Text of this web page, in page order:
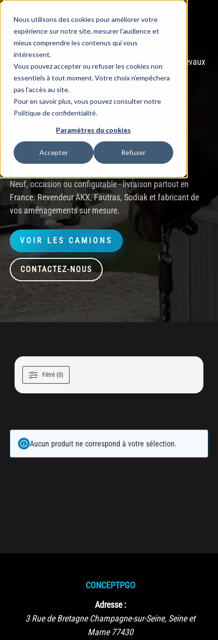
Nous utilisons des cookies pour améliorer votre
expérience sur notre site, mesurer l’audience et
mieux comprendre les contenus qui vous
intéressent.
Vous pouvez accepter ou refuser les cookies non
essentiels à tout moment. Votre choix n’empêchera
pas l’accès au site.
Pour en savoir plus, vous pouvez consulter notre
Politique de confidentialité.
Paramètres du cookies
Accepter Refuser
BOUTIQUE
Accueil Boutique camions chevaux » Camions Chevaux
Vendu
SPÉCIALISTE & FABRICANT
DEPUIS 2008
Camions chevaux à vendre
VL, PL & Sur Mesure
Neuf, occasion ou configurable - livraison partout en
France. Revendeur AKX, Fautras, Sodiak et fabricant de
vos aménagements sur mesure.
VOIR LES CAMIONS
CONTACTEZ-NOUS
Filtré (0)
Aucun produit ne correspond à votre sélection.
CONCEPTPGO
Adresse :
3 Rue de Bretagne Champagne-sur-Seine, Seine et
Marne 77430